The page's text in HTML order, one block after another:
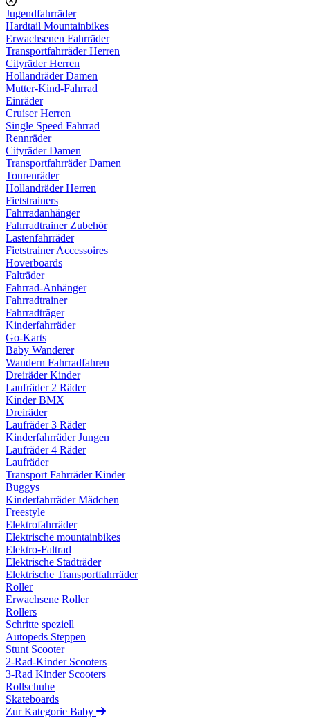
Jugendfahrräder
Hardtail Mountainbikes
Erwachsenen Fahrräder
Transportfahrräder Herren
Cityräder Herren
Hollandräder Damen
Mutter-Kind-Fahrrad
Einräder
Cruiser Herren
Single Speed Fahrrad
Rennräder
Cityräder Damen
Transportfahrräder Damen
Tourenräder
Hollandräder Herren
Fietstrainers
Fahrradanhänger
Fahrradtrainer Zubehör
Lastenfahrräder
Fietstrainer Accessoires
Hoverboards
Falträder
Fahrrad-Anhänger
Fahrradtrainer
Fahrradträger
Kinderfahrräder
Go-Karts
Baby Wanderer
Wandern Fahrradfahren
Dreiräder Kinder
Laufräder 2 Räder
Kinder BMX
Dreiräder
Laufräder 3 Räder
Kinderfahrräder Jungen
Laufräder 4 Räder
Laufräder
Transport Fahrräder Kinder
Buggys
Kinderfahrräder Mädchen
Freestyle
Elektrofahrräder
Elektrische mountainbikes
Elektro-Faltrad
Elektrische Stadträder
Elektrische Transportfahrräder
Roller
Erwachsene Roller
Rollers
Schritte speziell
Autopeds Steppen
Stunt Scooter
2-Rad-Kinder Scooters
3-Rad Kinder Scooters
Rollschuhe
Skateboards
Zur Kategorie Baby